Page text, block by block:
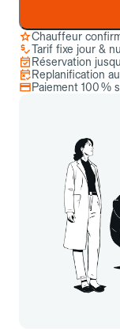
Chauffeur
Tarif fixe jour &
Réservation
Replanification
Paiement 100 %